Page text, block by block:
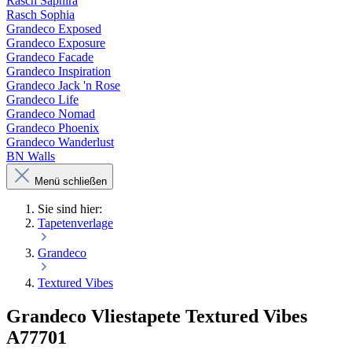
Rasch Sophia
Grandeco Exposed
Grandeco Exposure
Grandeco Facade
Grandeco Inspiration
Grandeco Jack 'n Rose
Grandeco Life
Grandeco Nomad
Grandeco Phoenix
Grandeco Wanderlust
BN Walls
Menü schließen
Sie sind hier:
Tapetenverlage
Grandeco
Textured Vibes
Grandeco Vliestapete Textured Vibes
A77701